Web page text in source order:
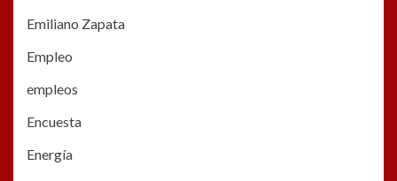
Emiliano Zapata
Empleo
empleos
Encuesta
Energía